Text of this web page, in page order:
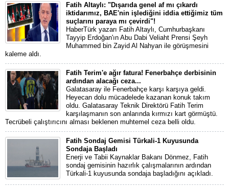
Fatih Altaylı: "Dışarıda genel af mı çıkardı
iktidarımız, BAE'nin işlediğini iddia ettiğimiz tüm
suçlarını paraya mı çevirdi"!
HaberTürk yazarı Fatih Altaylı, Cumhurbaşkanı
Tayyip Erdoğan'ın Abu Dabi Veliaht Prensi Şeyh
Muhammed bin Zayid Al Nahyan ile görüşmesini
kaleme aldı.
Fatih Terim'e ağır fatura! Fenerbahçe derbisinin
ardından alacağı ceza...
Galatasaray ile Fenerbahçe karşı karşıya geldi.
Heyecan dolu mücadelede kazanan konuk takım
oldu. Galatasaray Teknik Direktörü Fatih Terim
karşılaşmanın son anlarında kırmızı kart görmüştü.
Tecrübeli çalıştırıcını alması beklenen muhtemel ceza belli oldu.
Fatih Sondaj Gemisi Türkali-1 Kuyusunda
Sondaja Başladı
Enerji ve Tabii Kaynaklar Bakanı Dönmez, Fatih
sondaj gemisinin hazırlık çalışmalarının ardından
Türkali-1 kuyusunda sondaja başladığını açıkladı.